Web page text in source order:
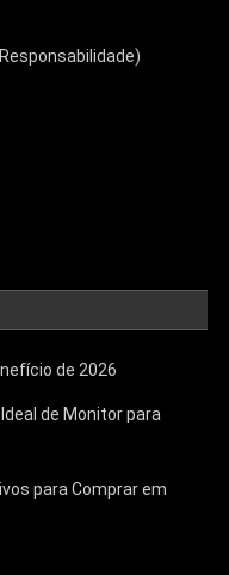
de 2026
de Monitor para
para Comprar em